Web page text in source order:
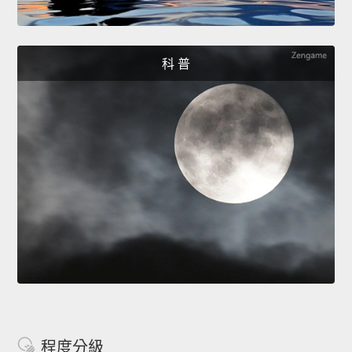
科 普
程度分級